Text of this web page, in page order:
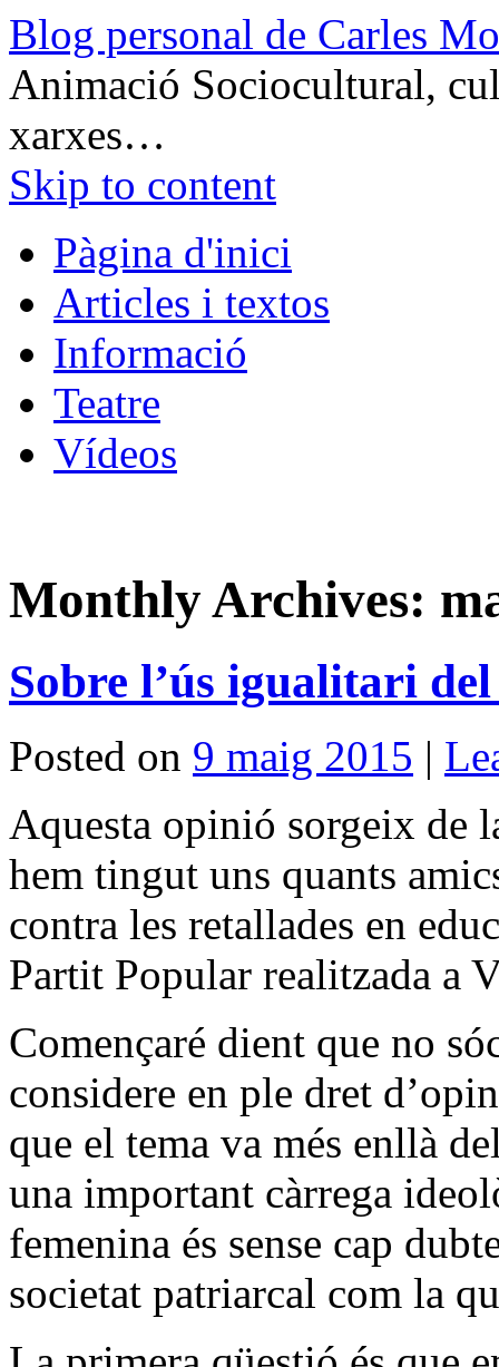
Blog personal de Carles
Animació Sociocultural,
xarxes…
Skip to content
Pàgina d'inici
Articles i textos
Informació
Teatre
Vídeos
Monthly Archives:
Sobre l’ús igualitari
Posted on 9 maig 2015 |
Aquesta opinió sorgeix de
hem tingut uns quants
contra les retallades en
Partit Popular realitzada a
Començaré dient que no
considere en ple dret
que el tema va més enllà
una important càrrega
femenina és sense cap
societat patriarcal com la